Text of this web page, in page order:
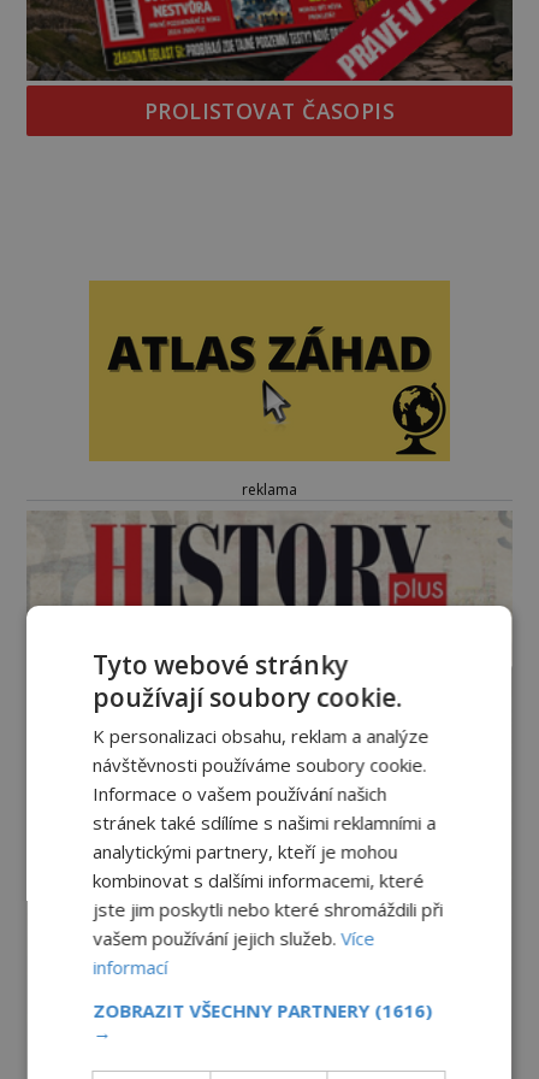
PROLISTOVAT ČASOPIS
reklama
Tyto webové stránky
používají soubory cookie.
K personalizaci obsahu, reklam a analýze
návštěvnosti používáme soubory cookie.
Informace o vašem používání našich
stránek také sdílíme s našimi reklamními a
analytickými partnery, kteří je mohou
kombinovat s dalšími informacemi, které
jste jim poskytli nebo které shromáždili při
vašem používání jejich služeb.Více
informací
ZOBRAZIT VŠECHNY PARTNERY (1616)
→